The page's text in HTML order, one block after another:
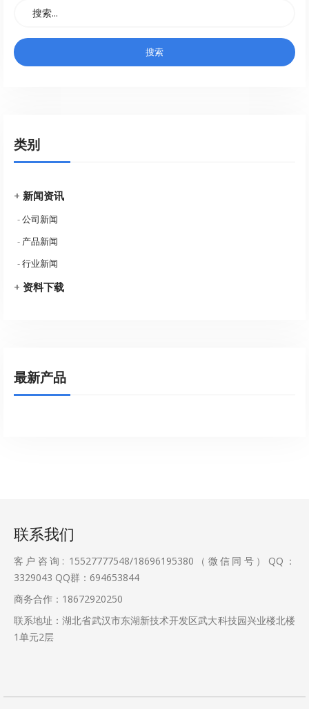
类别
+ 新闻资讯
-公司新闻
- 产品新闻
-行业新闻
+ 资料下载
最新产品
联系我们
客户咨询: 15527777548/18696195380（微信同号）QQ：
3329043 QQ群：694653844
商务合作：18672920250
联系地址：湖北省武汉市东湖新技术开发区武大科技园兴业楼北楼
1单元2层